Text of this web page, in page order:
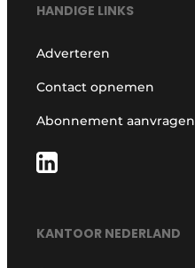
HANDIGE LINKS
Adverteren
Contact opnemen
Abonnement aanvragen
KANTOOR NEDERLAND